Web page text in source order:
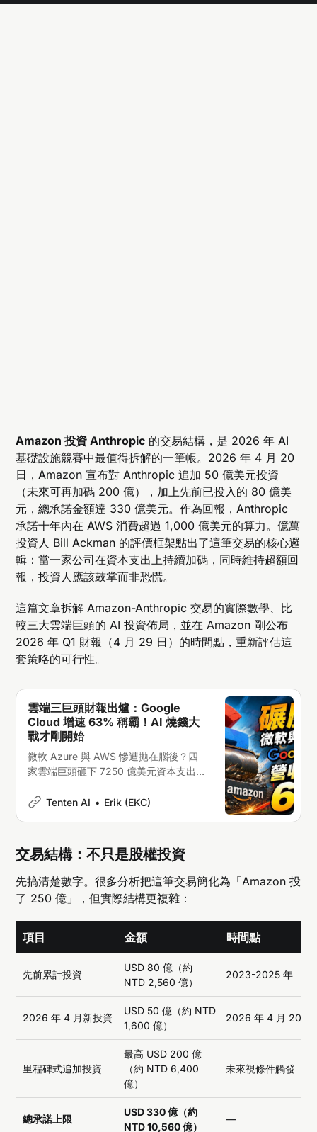
Amazon 投資 Anthropic 的交易結構，是 2026 年 AI
基礎設施競賽中最值得拆解的一筆帳。2026 年 4 月 20
日，Amazon 宣布對 Anthropic 追加 50 億美元投資
（未來可再加碼 200 億），加上先前已投入的 80 億美
元，總承諾金額達 330 億美元。作為回報，Anthropic
承諾十年內在 AWS 消費超過 1,000 億美元的算力。億萬
投資人 Bill Ackman 的評價框架點出了這筆交易的核心邏
輯：當一家公司在資本支出上持續加碼，同時維持超額回
報，投資人應該鼓掌而非恐慌。
這篇文章拆解 Amazon-Anthropic 交易的實際數學、比
較三大雲端巨頭的 AI 投資佈局，並在 Amazon 剛公布
2026 年 Q1 財報（4 月 29 日）的時間點，重新評估這
套策略的可行性。
雲端三巨頭財報出爐：Google
Cloud 增速 63% 稱霸！AI 燒錢大
戰才剛開始
微軟 Azure 與 AWS 慘遭拋在腦後？四
家雲端巨頭砸下 7250 億美元資本支出，
即看完整分析。
Tenten AI Erik (EKC)
交易結構：不只是股權投資
先搞清楚數字。很多分析把這筆交易簡化為「Amazon 投
了 250 億」，但實際結構更複雜：
項目 金額 時間點
先前累計投資
USD 80 億（約
NTD 2,560 億）
2023-2025 年
2026 年 4 月新投資
USD 50 億（約 NTD
1,600 億）
2026 年 4 月 20 日
里程碑式追加投資
最高 USD 200 億
（約 NTD 6,400
億）
未來視條件觸發
總承諾上限
USD 330 億（約
NTD 10,560 億）
—